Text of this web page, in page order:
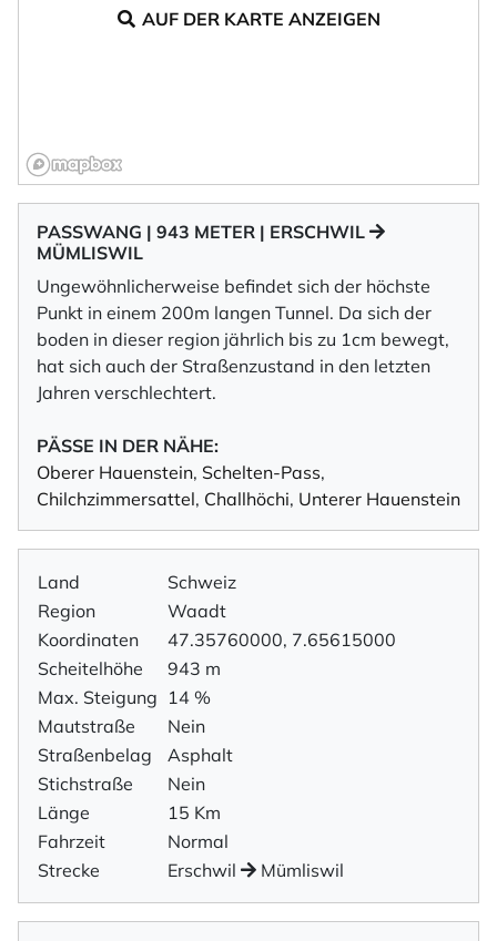
AUF DER KARTE ANZEIGEN
PASSWANG | 943 METER | ERSCHWIL
MÜMLISWIL
Ungewöhnlicherweise befindet sich der höchste
Punkt in einem 200m langen Tunnel. Da sich der
boden in dieser region jährlich bis zu 1cm bewegt,
hat sich auch der Straßenzustand in den letzten
Jahren verschlechtert.
PÄSSE IN DER NÄHE:
Oberer Hauenstein, Schelten-Pass,
Chilchzimmersattel, Challhöchi, Unterer Hauenstein
Land
Schweiz
Region
Waadt
Koordinaten
47.35760000, 7.65615000
Scheitelhöhe
943 m
Max. Steigung 14 %
Mautstraße
Nein
Straßenbelag
Asphalt
Stichstraße
Nein
Länge
15 Km
Fahrzeit
Normal
Strecke
Erschwil Mümliswil